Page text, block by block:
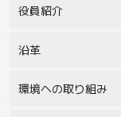
役員紹介
沿革
環境への取り組み